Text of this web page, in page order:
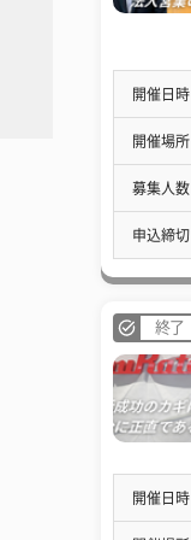
開催日時
開催場所
募集人数
申込締切
終了
開催日時